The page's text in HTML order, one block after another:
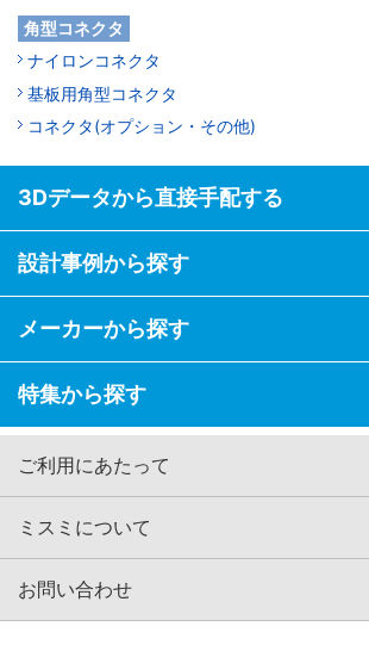
角型コネクタ
ナイロンコネクタ
基板用角型コネクタ
コネクタ(オプション・その他)
3Dデータから直接手配する
設計事例から探す
メーカーから探す
特集から探す
ご利用にあたって
ミスミについて
お問い合わせ